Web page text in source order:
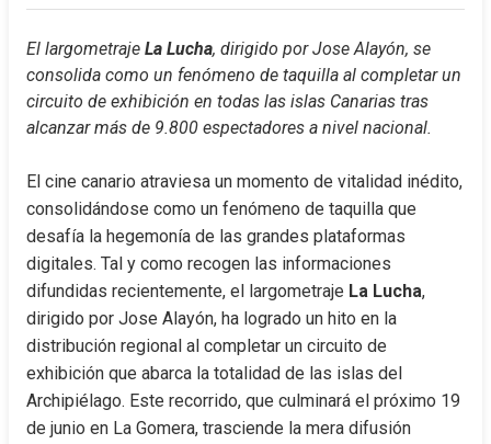
El largometraje La Lucha, dirigido por Jose Alayón, se
consolida como un fenómeno de taquilla al completar un
circuito de exhibición en todas las islas Canarias tras
alcanzar más de 9.800 espectadores a nivel nacional.
El cine canario atraviesa un momento de vitalidad inédito,
consolidándose como un fenómeno de taquilla que
desafía la hegemonía de las grandes plataformas
digitales. Tal y como recogen las informaciones
difundidas recientemente, el largometraje La Lucha,
dirigido por Jose Alayón, ha logrado un hito en la
distribución regional al completar un circuito de
exhibición que abarca la totalidad de las islas del
Archipiélago. Este recorrido, que culminará el próximo 19
de junio en La Gomera, trasciende la mera difusión